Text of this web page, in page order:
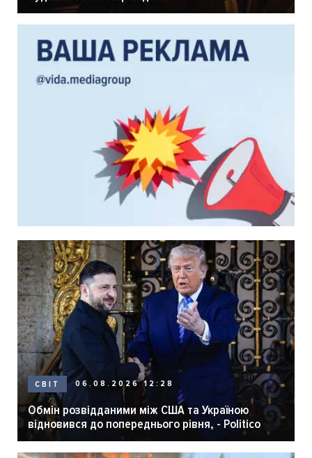
СВІТ 06.08.2026 12:28
Обмін розвідданими між США та Україною
відновився до попереднього рівня, - Politico